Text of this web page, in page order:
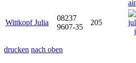
Wittkopf Julia
08237
9607-35
205
drucken nach oben